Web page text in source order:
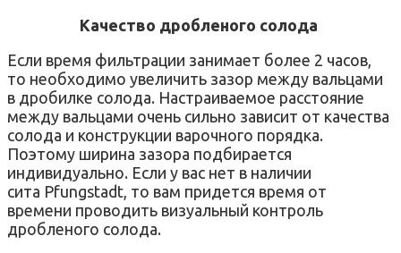
Качество дробленого солода
Если время фильтрации занимает более 2 часов,
то необходимо увеличить зазор между вальцами
в дробилке солода. Настраиваемое расстояние
между вальцами очень сильно зависит от качества
солода и конструкции варочного порядка.
Поэтому ширина зазора подбирается
индивидуально. Если у вас нет в наличии
сита Pfungstadt, то вам придется время от
времени проводить визуальный контроль
дробленого солода.